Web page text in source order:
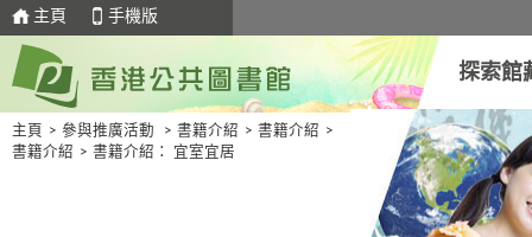
主頁 手機版
探索館
主頁 > 參與推廣活動 > 書籍介紹 > 書籍介紹 >
書籍介紹 > 書籍介紹： 宜室宜居